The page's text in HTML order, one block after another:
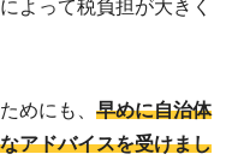
よって税負担が大きく
めにも、 早めに自治体
アドバイスを受けまし